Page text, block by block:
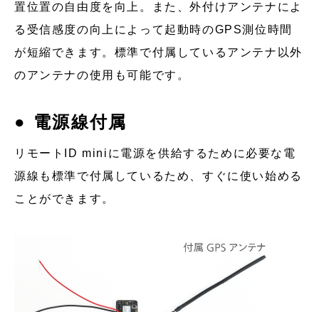
置位置の自由度を向上。また、外付けアンテナによ
る受信感度の向上によって起動時のGPS測位時間
が短縮できます。標準で付属しているアンテナ以外
のアンテナの使用も可能です。
● 電源線付属
リモートID miniに電源を供給するために必要な電
源線も標準で付属しているため、すぐに使い始める
ことができます。